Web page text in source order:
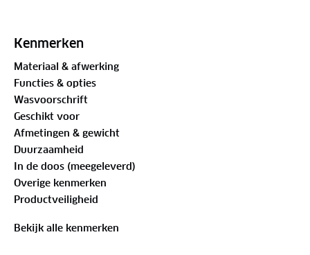
labels, stiksels en naden werk je volledig krasvrij,
400GSM schoonmaakdoekjes hebben een formaat
van 40 x 40 cm.
Waarom kiezen voor de AutoGepolijst® Multi Towels
4-pack?
✓ Geschikt voor schoonmaken
✓ Ideaal voor het uitpoetsen van wax, sealants en
coatings
✓ Perfect voor het afnemen van polijstmiddel
Kenmerken
Materiaal & afwerking
Functies & opties
Wasvoorschrift
Geschikt voor
Afmetingen & gewicht
Duurzaamheid
In de doos (meegeleverd)
Overige kenmerken
Productveiligheid
Bekijk alle kenmerken